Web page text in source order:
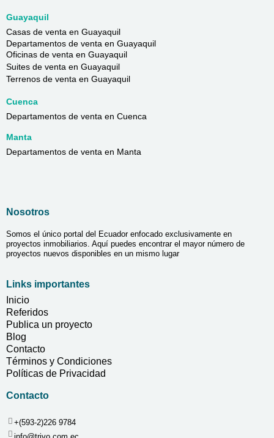
Guayaquil
Casas de venta en Guayaquil
Departamentos de venta en Guayaquil
Oficinas de venta en Guayaquil
Suites de venta en Guayaquil
Terrenos de venta en Guayaquil
Cuenca
Departamentos de venta en Cuenca
Manta
Departamentos de venta en Manta
Nosotros
Somos el único portal del Ecuador enfocado exclusivamente en
proyectos inmobiliarios. Aquí puedes encontrar el mayor número de
proyectos nuevos disponibles en un mismo lugar
Links importantes
Inicio
Referidos
Publica un proyecto
Blog
Contacto
Términos y Condiciones
Políticas de Privacidad
Contacto
+(593-2)226 9784